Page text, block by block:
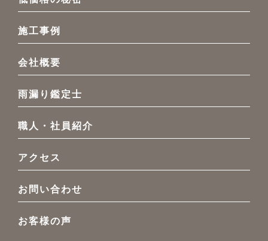
施工事例
会社概要
雨漏り鑑定士
職人・社員紹介
アクセス
お問い合わせ
お客様の声